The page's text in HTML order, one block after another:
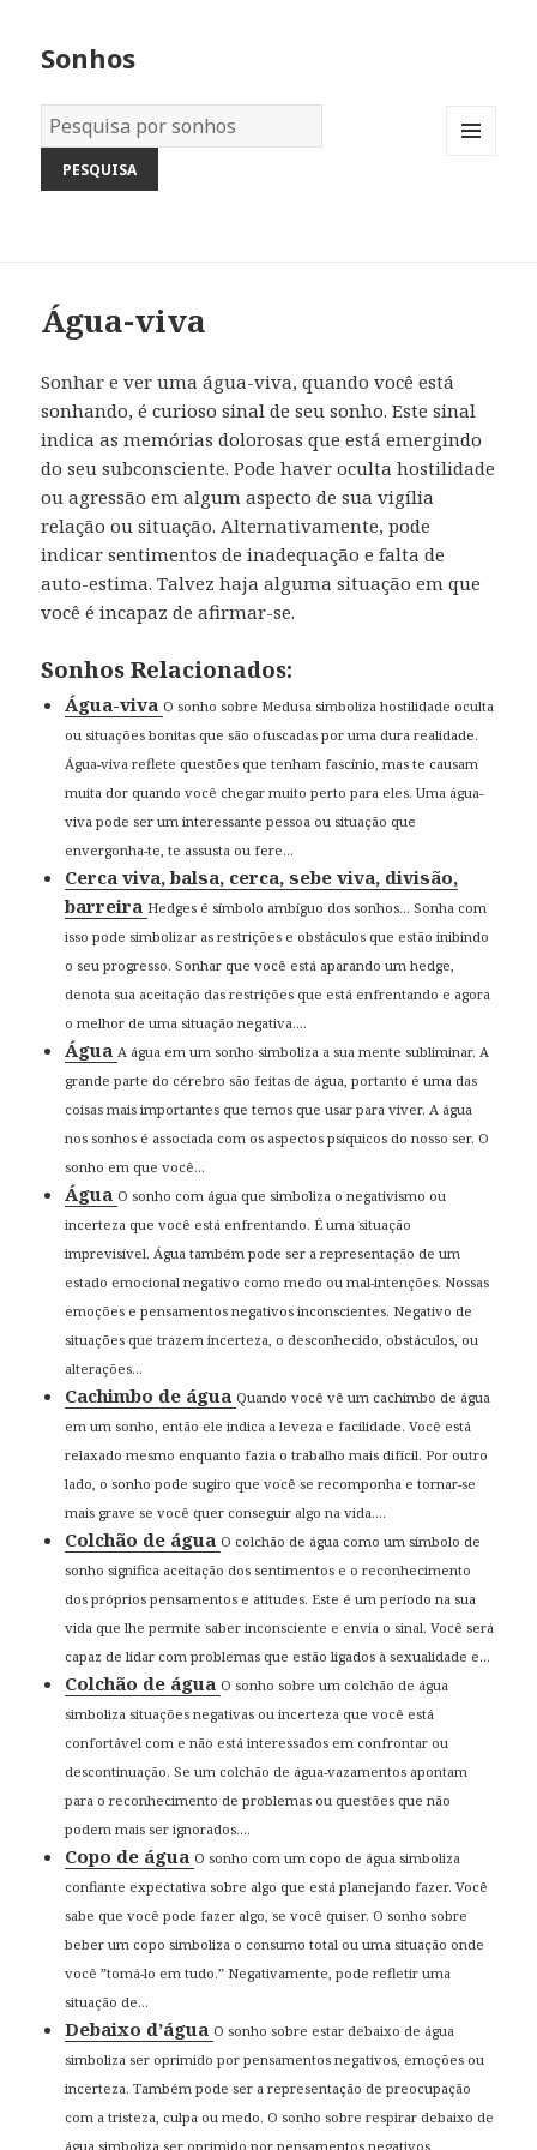
Sonhos
Dicionário
dos
Sonhos:
Água-viva
Sonhar e ver uma água-viva, quando você está
sonhando, é curioso sinal de seu sonho. Este sinal
indica as memórias dolorosas que está emergindo
do seu subconsciente. Pode haver oculta hostilidade
ou agressão em algum aspecto de sua vigília
relação ou situação. Alternativamente, pode
indicar sentimentos de inadequação e falta de
auto-estima. Talvez haja alguma situação em que
você é incapaz de afirmar-se.
Sonhos Relacionados:
Água-viva O sonho sobre Medusa simboliza hostilidade oculta
ou situações bonitas que são ofuscadas por uma dura realidade.
Água-viva reflete questões que tenham fascínio, mas te causam
muita dor quando você chegar muito perto para eles. Uma água-
viva pode ser um interessante pessoa ou situação que
envergonha-te, te assusta ou fere...
Cerca viva, balsa, cerca, sebe viva, divisão,
barreira Hedges é símbolo ambíguo dos sonhos… Sonha com
isso pode simbolizar as restrições e obstáculos que estão inibindo
o seu progresso. Sonhar que você está aparando um hedge,
denota sua aceitação das restrições que está enfrentando e agora
o melhor de uma situação negativa....
ÁguaA água em um sonho simboliza a sua mente subliminar. A
grande parte do cérebro são feitas de água, portanto é uma das
coisas mais importantes que temos que usar para viver. A água
nos sonhos é associada com os aspectos psíquicos do nosso ser. O
sonho em que você...
Água O sonho com água que simboliza o negativismo ou
incerteza que você está enfrentando. É uma situação
imprevisível. Água também pode ser a representação de um
estado emocional negativo como medo ou mal-intenções. Nossas
emoções e pensamentos negativos inconscientes. Negativo de
situações que trazem incerteza, o desconhecido, obstáculos, ou
alterações...
Cachimbo de águaQuando você vê um cachimbo de água
em um sonho, então ele indica a leveza e facilidade. Você está
relaxado mesmo enquanto fazia o trabalho mais difícil. Por outro
lado, o sonho pode sugiro que você se recomponha e tornar-se
mais grave se você quer conseguir algo na vida....
Colchão de água O colchão de água como um símbolo de
sonho significa aceitação dos sentimentos e o reconhecimento
dos próprios pensamentos e atitudes. Este é um período na sua
vida que lhe permite saber inconsciente e envia o sinal. Você será
capaz de lidar com problemas que estão ligados à sexualidade e...
Colchão de água O sonho sobre um colchão de água
simboliza situações negativas ou incerteza que você está
confortável com e não está interessados em confrontar ou
descontinuação. Se um colchão de água-vazamentos apontam
para o reconhecimento de problemas ou questões que não
podem mais ser ignorados....
Copo de água O sonho com um copo de água simboliza
confiante expectativa sobre algo que está planejando fazer. Você
sabe que você pode fazer algo, se você quiser. O sonho sobre
beber um copo simboliza o consumo total ou uma situação onde
você ”tomá-lo em tudo.” Negativamente, pode refletir uma
situação de...
Debaixo d’água O sonho sobre estar debaixo de água
simboliza ser oprimido por pensamentos negativos, emoções ou
incerteza. Também pode ser a representação de preocupação
com a tristeza, culpa ou medo. O sonho sobre respirar debaixo de
água simboliza ser oprimido por pensamentos negativos,